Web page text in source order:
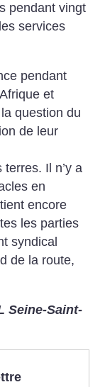
pendant vingt
services
pendant
et
question du
de leur
Il n’y a
en
encore
les parties
syndical
de la route,
Seine-Saint-